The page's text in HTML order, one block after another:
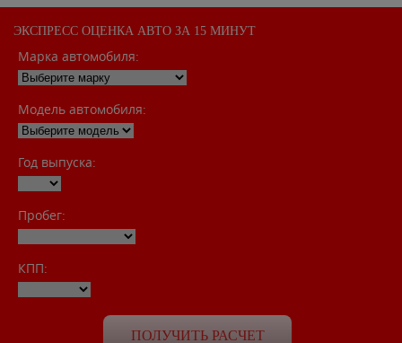
ЭКСПРЕСС ОЦЕНКА АВТО ЗА 15 МИНУТ
Марка автомобиля:
Модель автомобиля:
Год выпуска:
Пробег:
КПП: